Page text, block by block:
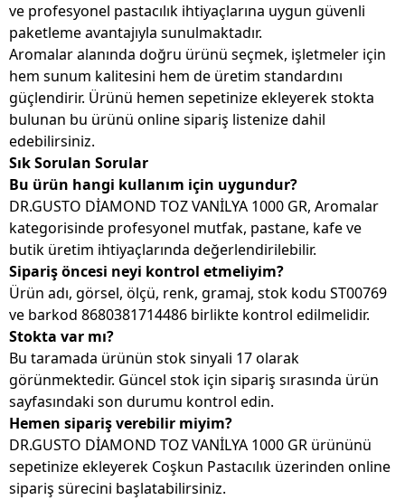
ve profesyonel pastacılık ihtiyaçlarına uygun güvenli
paketleme avantajıyla sunulmaktadır.
Aromalar alanında doğru ürünü seçmek, işletmeler için
hem sunum kalitesini hem de üretim standardını
güçlendirir. Ürünü hemen sepetinize ekleyerek stokta
bulunan bu ürünü online sipariş listenize dahil
edebilirsiniz.
Sık Sorulan Sorular
Bu ürün hangi kullanım için uygundur?
DR.GUSTO DİAMOND TOZ VANİLYA 1000 GR, Aromalar
kategorisinde profesyonel mutfak, pastane, kafe ve
butik üretim ihtiyaçlarında değerlendirilebilir.
Sipariş öncesi neyi kontrol etmeliyim?
Ürün adı, görsel, ölçü, renk, gramaj, stok kodu ST00769
ve barkod 8680381714486 birlikte kontrol edilmelidir.
Stokta var mı?
Bu taramada ürünün stok sinyali 17 olarak
görünmektedir. Güncel stok için sipariş sırasında ürün
sayfasındaki son durumu kontrol edin.
Hemen sipariş verebilir miyim?
DR.GUSTO DİAMOND TOZ VANİLYA 1000 GR ürününü
sepetinize ekleyerek Coşkun Pastacılık üzerinden online
sipariş sürecini başlatabilirsiniz.